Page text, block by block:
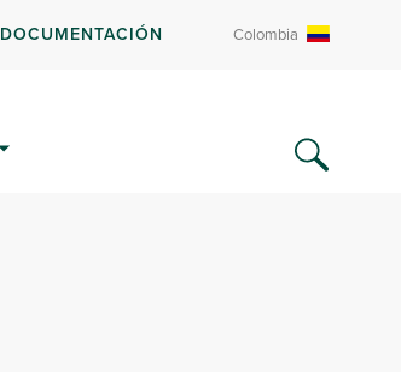
DOCUMENTACIÓN Colombia